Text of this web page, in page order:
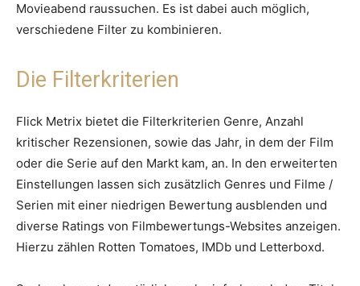
Movieabend raussuchen. Es ist dabei auch möglich,
verschiedene Filter zu kombinieren.
Die Filterkriterien
Flick Metrix bietet die Filterkriterien Genre, Anzahl
kritischer Rezensionen, sowie das Jahr, in dem der Film
oder die Serie auf den Markt kam, an. In den erweiterten
Einstellungen lassen sich zusätzlich Genres und Filme /
Serien mit einer niedrigen Bewertung ausblenden und
diverse Ratings von Filmbewertungs-Websites anzeigen.
Hierzu zählen Rotten Tomatoes, IMDb und Letterboxd.